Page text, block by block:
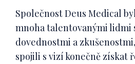
nejlepší možnou verzí
PODÍVEJTE SE NA
Společnost Deus Medical
mnoha talentovanými lidmi
dovednostmi a
spojili s vizí konečně získat